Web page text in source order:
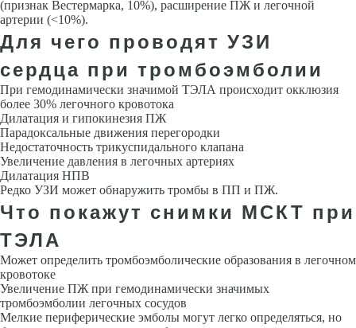
(признак Вестермарка, 10%), рас­ширение ПЖ и легочной
артерии (<10%).
Для чего проводят УЗИ
сердца при тромбоэмболии
При гемодинамически значимой ТЭЛА происходит окклюзия
более 30% легочного кровотока
Дилатация и гипокинезия ПЖ
Парадоксальные движения перегородки
Недостаточность трикуспидального клапана
Увеличение давления в легочных артериях
Дилатация НПВ
Редко УЗИ может обнаружить тромбы в ПП и ПЖ.
Что покажут снимки МСКТ при
ТЭЛА
Может определить тромбоэмболические образования в легочном
крово­токе
Увеличение ПЖ при гемодинамически значимых
тромбоэмболии легочных сосудов
Мелкие периферические эмболы могут легко определяться, но